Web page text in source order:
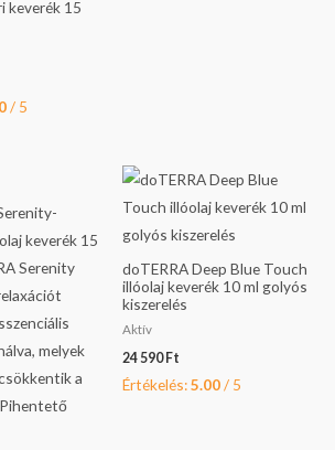
keverék 15
/ 5
is:
290 Ft.
doTERRA Deep Blue Touch
illóolaj keverék 10 ml golyós
kiszerelés
Aktív
24 590 Ft
Értékelés:5.00/ 5